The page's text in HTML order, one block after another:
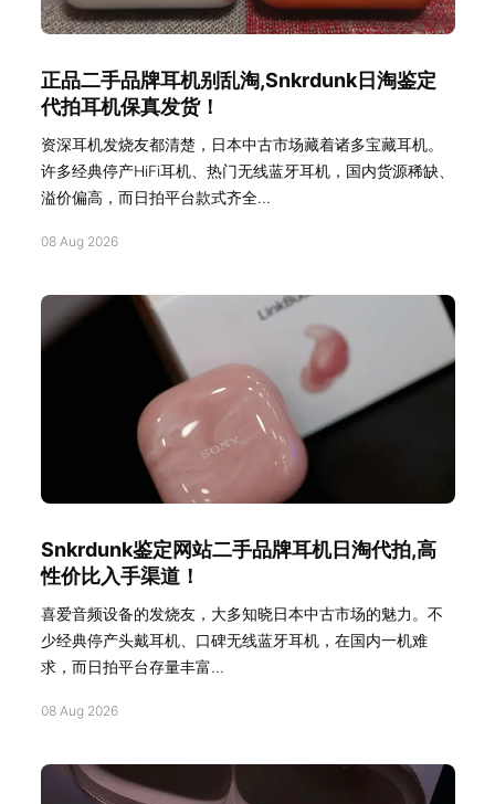
正品二手品牌耳机别乱淘,Snkrdunk日淘鉴定
代拍耳机保真发货！
资深耳机发烧友都清楚，日本中古市场藏着诸多宝藏耳机。
许多经典停产HiFi耳机、热门无线蓝牙耳机，国内货源稀缺、
溢价偏高，而日拍平台款式齐全...
08 Aug 2026
Snkrdunk鉴定网站二手品牌耳机日淘代拍,高
性价比入手渠道！
喜爱音频设备的发烧友，大多知晓日本中古市场的魅力。不
少经典停产头戴耳机、口碑无线蓝牙耳机，在国内一机难
求，而日拍平台存量丰富...
08 Aug 2026